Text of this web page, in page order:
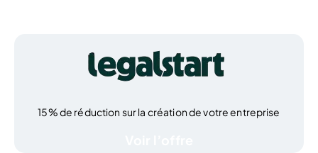
15% de réduction sur la création de votre entreprise